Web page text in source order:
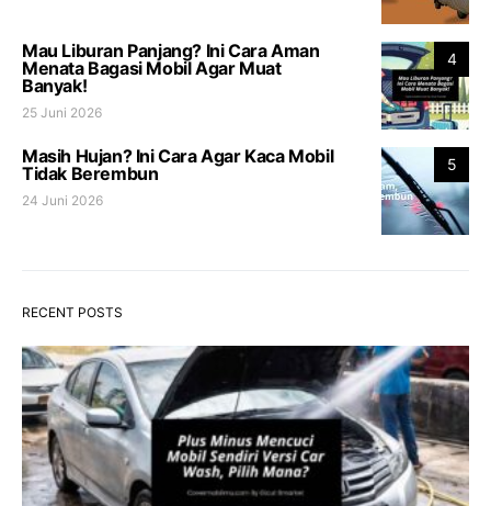
4
Mau Liburan Panjang? Ini Cara Aman
Menata Bagasi Mobil Agar Muat
Banyak!
25 Juni 2026
5
Masih Hujan? Ini Cara Agar Kaca Mobil
Tidak Berembun
24 Juni 2026
RECENT POSTS